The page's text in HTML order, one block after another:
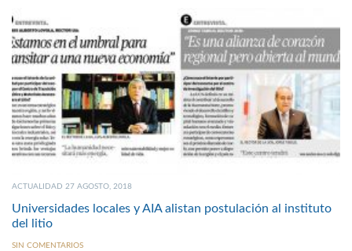
ACTUALIDAD 27 AGOSTO, 2018
Universidades locales y AIA alistan postulación al instituto
del litio
SIN COMENTARIOS